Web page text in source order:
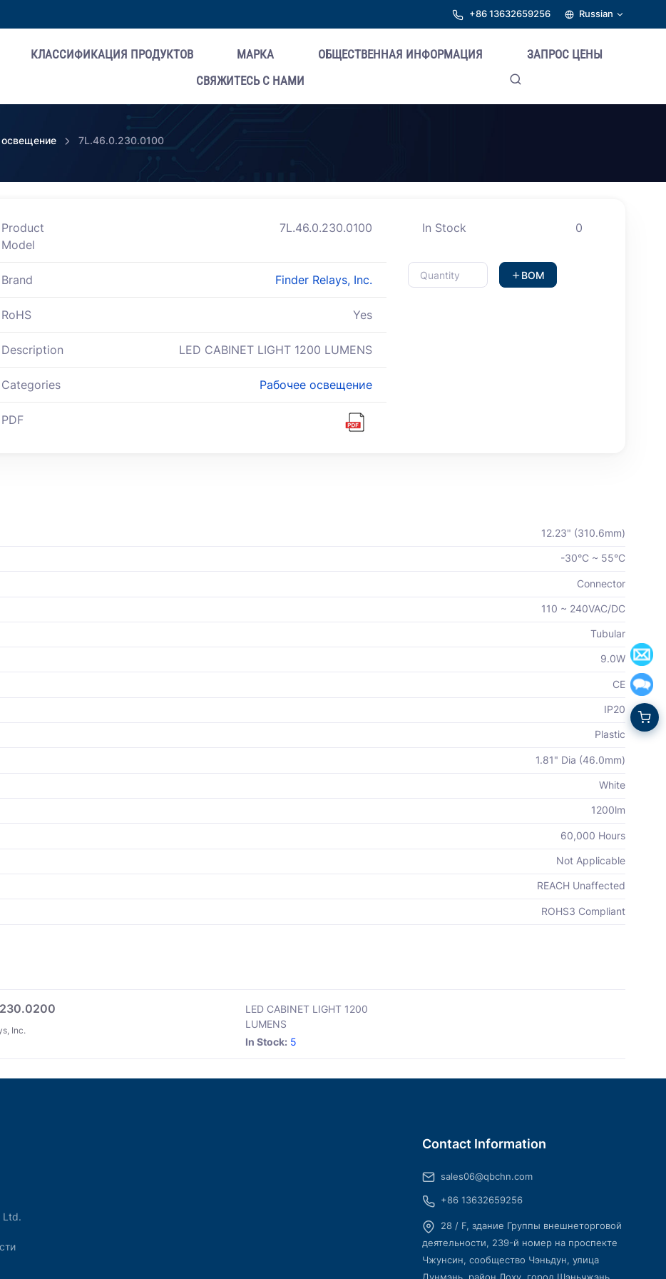
+86 13632659256 Russian
КЛАССИФИКАЦИЯ ПРОДУКТОВ МАРКА ОБЩЕСТВЕННАЯ ИНФОРМАЦИЯ
ЗАПРОС ЦЕНЫ
СВЯЖИТЕСЬ С НАМИ
7L.46.0.230.0100
Product
Model
7L.46.0.230.0100
Brand Finder Relays, Inc.
RoHS Yes
Description LED CABINET LIGHT 1200 LUMENS
Categories Рабочее освещение
PDF
In Stock 0
BOM
12.23" (310.6mm)
-30°C ~ 55°C
Connector
110 ~ 240VAC/DC
Tubular
9.0W
CE
IP20
Plastic
1.81" Dia (46.0mm)
White
1200lm
60,000 Hours
Not Applicable
REACH Unaffected
ROHS3 Compliant
Inc.
LED CABINET LIGHT 1200
LUMENS
In Stock: 5
Ltd.
Contact Information
sales06@qbchn.com
+86 13632659256
28 / F, здание Группы внешнеторговой
деятельности, 239-й номер на проспекте
Чжунсин, сообщество Чэньдун, улица